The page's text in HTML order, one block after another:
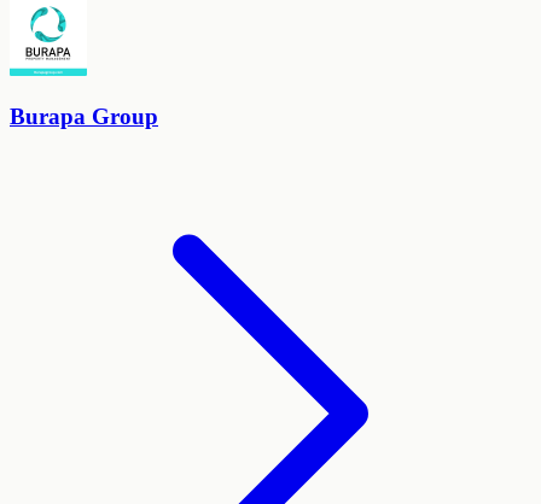
Burapa Group